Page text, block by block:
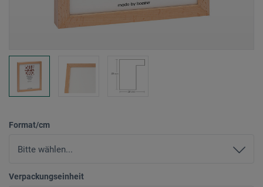
Format/cm
Verpackungseinheit